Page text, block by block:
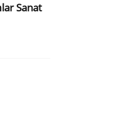
Sanat